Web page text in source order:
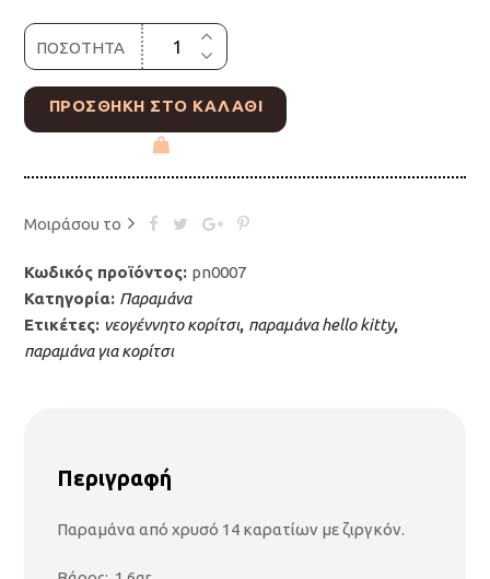
ΠΟΣΟΤΗΤΑ
ΠΡΟΣΘΉΚΗ ΣΤΟ ΚΑΛΆΘΙ
Μοιράσου το
Κωδικός προϊόντος: pn0007
Κατηγορία: Παραμάνα
Ετικέτες: νεογέννητο κορίτσι, παραμάνα hello kitty,
παραμάνα για κορίτσι
Περιγραφή
Παραμάνα από χρυσό 14 καρατίων με ζιργκόν.